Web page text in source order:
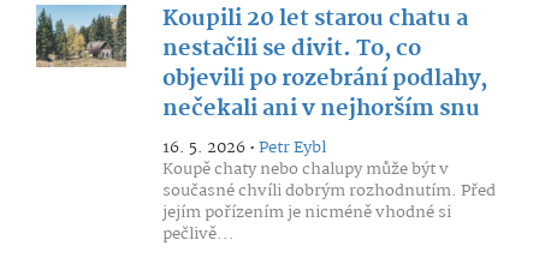
Koupili 20 let starou chatu a
nestačili se divit. To, co
objevili po rozebrání podlahy,
nečekali ani v nejhorším snu
16. 5. 2026 •Petr Eybl
Koupě chaty nebo chalupy může být v
současné chvíli dobrým rozhodnutím. Před
jejím pořízením je nicméně vhodné si
pečlivě...